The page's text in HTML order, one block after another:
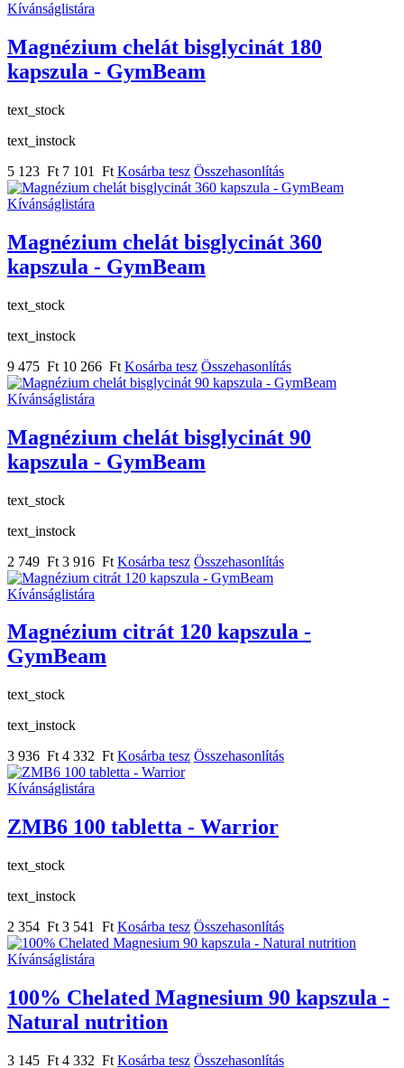
Kívánságlistára
Magnézium chelát bisglycinát 180
kapszula - GymBeam
text_stock
text_instock
5 123 Ft 7 101 Ft Kosárba tesz Összehasonlítás
Kívánságlistára
Magnézium chelát bisglycinát 360
kapszula - GymBeam
text_stock
text_instock
9 475 Ft 10 266 Ft Kosárba tesz Összehasonlítás
Kívánságlistára
Magnézium chelát bisglycinát 90
kapszula - GymBeam
text_stock
text_instock
2 749 Ft 3 916 Ft Kosárba tesz Összehasonlítás
Kívánságlistára
Magnézium citrát 120 kapszula -
GymBeam
text_stock
text_instock
3 936 Ft 4 332 Ft Kosárba tesz Összehasonlítás
Kívánságlistára
ZMB6 100 tabletta - Warrior
text_stock
text_instock
2 354 Ft 3 541 Ft Kosárba tesz Összehasonlítás
Kívánságlistára
100% Chelated Magnesium 90 kapszula -
Natural nutrition
3 145 Ft 4 332 Ft Kosárba tesz Összehasonlítás